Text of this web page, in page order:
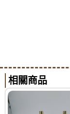
相關商品